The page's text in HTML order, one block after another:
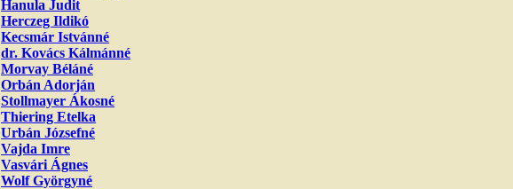
Hanula Judit
Herczeg Ildikó
Kecsmár Istvánné
dr. Kovács Kálmánné
Morvay Béláné
Orbán Adorján
Stollmayer Ákosné
Thiering Etelka
Urbán Józsefné
Vajda Imre
Vasvári Ágnes
Wolf Györgyné